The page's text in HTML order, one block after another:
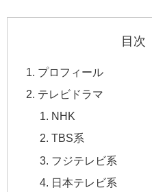
目次
プロフィール
テレビドラマ
NHK
TBS系
フジテレビ系
日本テレビ系